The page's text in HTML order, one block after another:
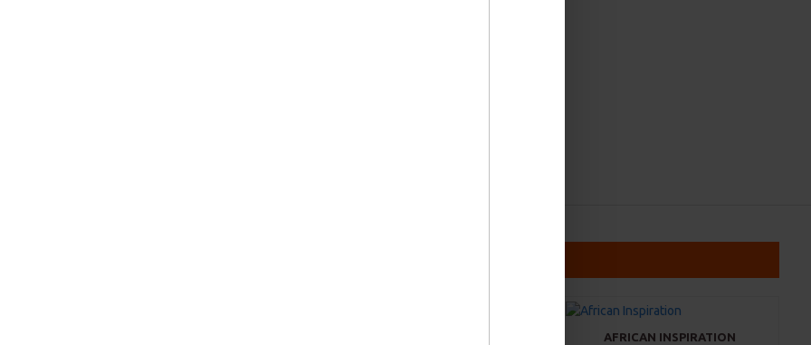
βελτίωση της ποιότητας της γης. Παρασκευασμένα στην
το καλαμποκάλευρο και το ρυζάλευρο, τα ΝΙΑΜΑ Gluten
συντηρητικά και γενετικά τροποποιημένους οργανισμούς.
σε πρωτεΐνες, βιταμίνες του συμπλέγματος Β και φυτικές
(κοιλιοκάκη) ή για όσους ακολουθούν διατροφή χωρίς
μόνο 3 - 5 λεπτά βράσιμο! Συνδυάστε με τα αγαπημένα σας
πιάτο σας!
AFRICAN INSPIRATION